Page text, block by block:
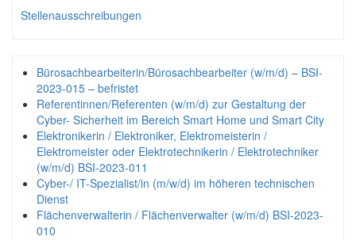
Stellenausschreibungen
Bürosachbearbeiterin/Bürosachbearbeiter (w/m/d) – BSI-
2023-015 – befristet
Referentinnen/Referenten (w/m/d) zur Gestaltung der
Cyber- Sicherheit im Bereich Smart Home und Smart City
Elektronikerin / Elektroniker, Elektromeisterin /
Elektromeister oder Elektrotechnikerin / Elektrotechniker
(w/m/d) BSI-2023-011
Cyber-/ IT-Spezialist/in (m/w/d) im höheren technischen
Dienst
Flächenverwalterin / Flächenverwalter (w/m/d) BSI-2023-
010